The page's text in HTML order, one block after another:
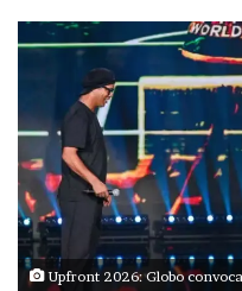
Upfront 2026: Globo